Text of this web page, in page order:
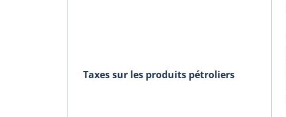
Taxes sur les produits pétroliers